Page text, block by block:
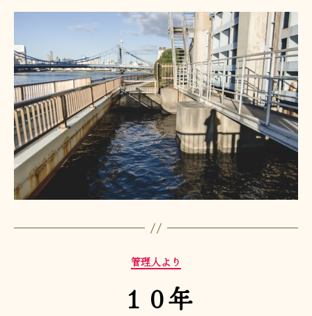
カ
テ
ゴ
リ
管理人より
１０年